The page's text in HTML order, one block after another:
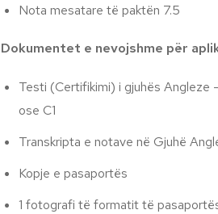
Nota mesatare të paktën 7.5
Dokumentet e nevojshme për
Testi (Certifikimi) i gjuhës Angleze
ose C1
Transkripta e notave në Gjuhë
Kopje e pasaportës
1 fotografi të formatit të